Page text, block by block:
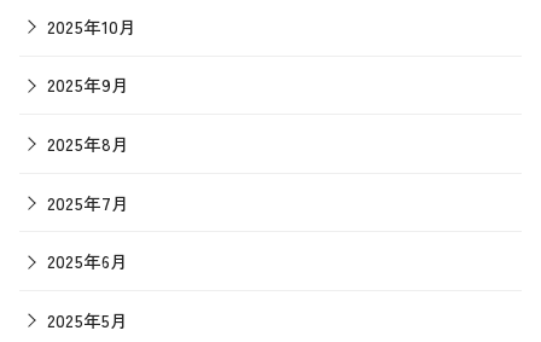
2025年10月
2025年9月
2025年8月
2025年7月
2025年6月
2025年5月